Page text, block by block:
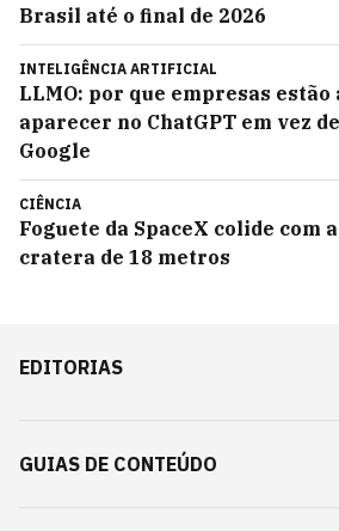
Brasil até o final de 2026
INTELIGÊNCIA ARTIFICIAL
LLMO: por que empresas estão
aparecer no ChatGPT em vez
Google
CIÊNCIA
Foguete da SpaceX colide com
cratera de 18 metros
EDITORIAS
GUIAS DE CONTEÚDO